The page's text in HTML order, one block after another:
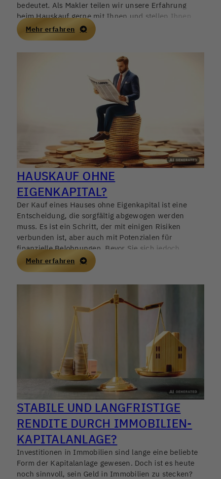
bedeutet. Als Makler teilen wir unsere Erfahrung
beim Hauskauf gerne mit Ihnen und stellen Ihnen
einen kostenlosen Finanzierungs-Rechner zur
Verfügung.
Mehr erfahren
HAUSKAUF OHNE
EIGENKAPITAL?
Der Kauf eines Hauses ohne Eigenkapital ist eine
Entscheidung, die sorgfältig abgewogen werden
muss. Es ist ein Schritt, der mit einigen Risiken
verbunden ist, aber auch mit Potenzialen für
finanzielle Belohnungen. Bevor Sie sich jedoch
entscheiden, diesen Weg einzuschlagen, ist es
wichtig, die Vor- und Nachteile sorgfältig abzuwägen
Mehr erfahren
STABILE UND LANGFRISTIGE
RENDITE DURCH IMMOBILIEN-
KAPITALANLAGE?
Investitionen in Immobilien sind lange eine beliebte
Form der Kapitalanlage gewesen. Doch ist es heute
noch sinnvoll, sein Geld in Immobilien zu stecken?